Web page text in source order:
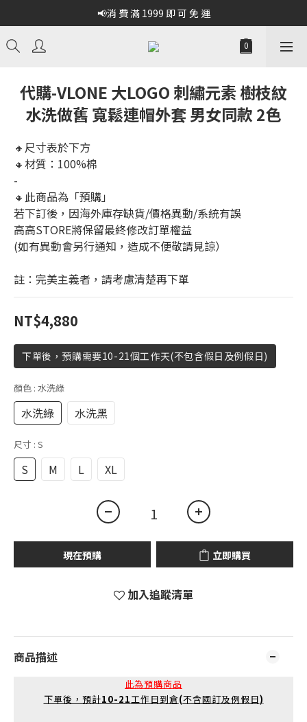
📢消 費 滿 1999 即 可 免 運
代購-VLONE 大LOGO 刺繡元素 樹枝紋
水洗做舊 寬鬆連帽外套 男女同款 2色
🔸尺寸表於下方
🔸材質：100%棉
-
🔸此商品為「預購」
若下訂後，因海外庫存缺貨/價格異動/系統有誤
高高STORE將保留最終修改訂單權益
(如有異動會另行通知，造成不便敬請見諒）
註：完美主義者，請考慮清楚再下單
NT$4,880
下單後，預購需要10-21個工作天(不包含假日及例假日)
顏色 : 水洗綠
水洗綠 水洗黑
尺寸 : S
S M L XL
現在預購 立即購買
加入追蹤清單
商品描述
此為預購商品
下單後，預計10-21工作日到倉(不含國訂及例假日)